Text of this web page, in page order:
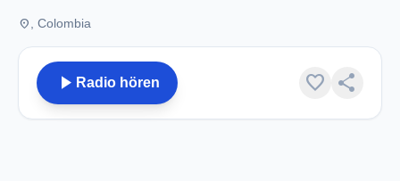
place , Colombia
play_arrow Radio hören favorite share